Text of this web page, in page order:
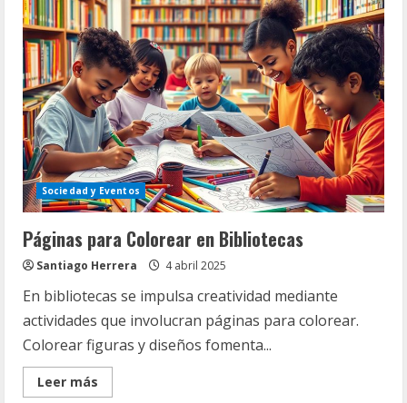
eventos
bibliotecarios
Sociedad y Eventos
Páginas para Colorear en Bibliotecas
Santiago Herrera 4 abril 2025
En bibliotecas se impulsa creatividad mediante
actividades que involucran páginas para colorear.
Colorear figuras y diseños fomenta...
Leer más
more